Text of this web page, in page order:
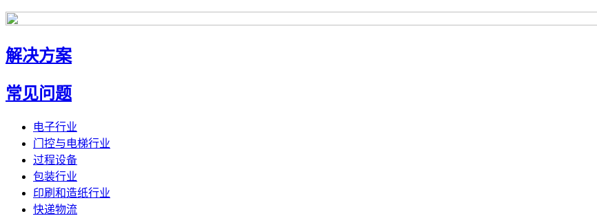
解决方案
常见问题
电子行业
门控与电梯行业
过程设备
包装行业
印刷和造纸行业
快递物流